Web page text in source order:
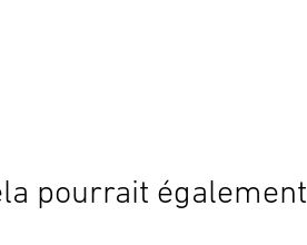
pourrait